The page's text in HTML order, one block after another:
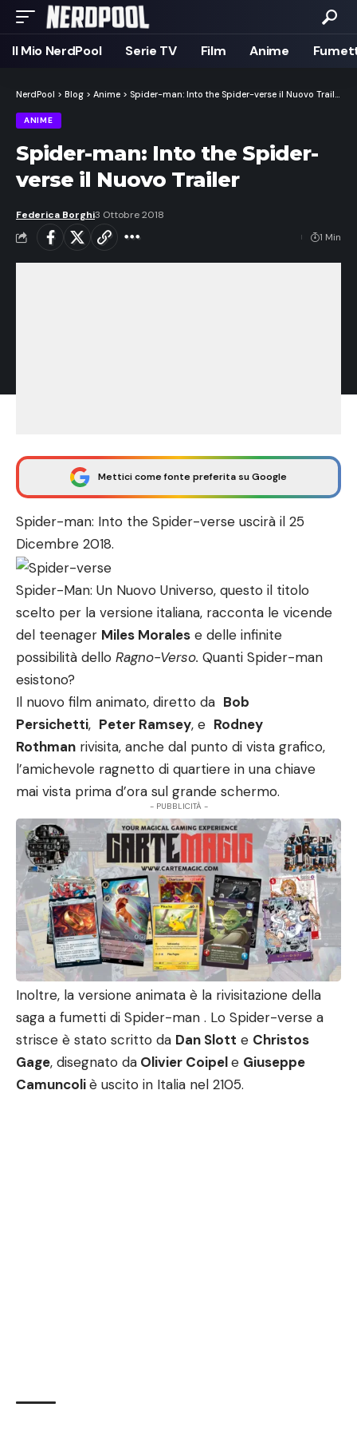
Il Mio NerdPool Serie TV Film Anime
NerdPool > Blog > Anime > Spider-man: Into the Spider-verse il Nuovo Trailer
ANIME
Spider-man: Into the Spider-
verse il Nuovo Trailer
Federica Borghi3 Ottobre 2018
1 Min
Mettici come fonte preferita su Google
Spider-man: Into the Spider-verse uscirà il 25
Dicembre 2018.
Spider-Man: Un Nuovo Universo, questo il titolo
scelto per la versione italiana, racconta le vicende
del teenager Miles Morales e delle infinite
possibilità dello Ragno-Verso. Quanti Spider-man
esistono?
Il nuovo film animato, diretto da Bob
Persichetti, Peter Ramsey, e Rodney
Rothman rivisita, anche dal punto di vista grafico,
l’amichevole ragnetto di quartiere in una chiave
mai vista prima d’ora sul grande schermo.
- PUBBLICITÀ -
Inoltre, la versione animata è la rivisitazione della
saga a fumetti di Spider-man . Lo Spider-verse a
strisce è stato scritto da Dan Slott e Christos
Gage, disegnato da Olivier Coipele Giuseppe
Camuncoliè uscito in Italia nel 2105.